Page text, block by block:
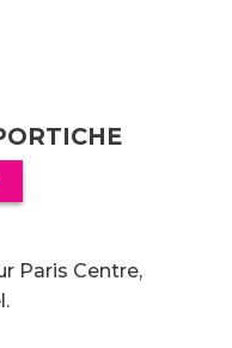
Paris Centre,